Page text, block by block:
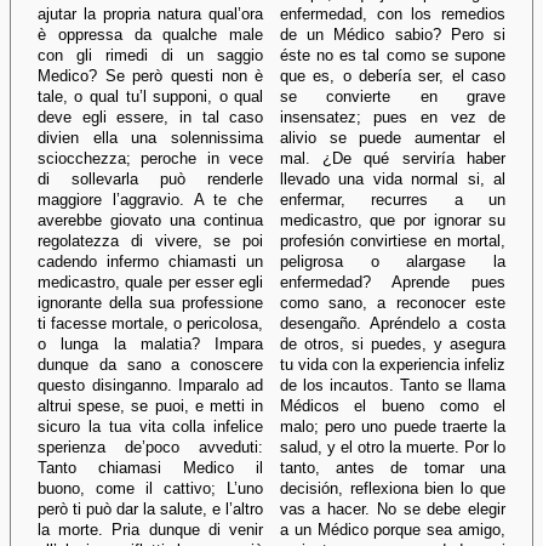
ajutar la propria natura qual’ora
è oppressa da qualche male
con gli rimedi di un saggio
Medico? Se però questi non è
tale, o qual tu’l supponi, o qual
deve egli essere, in tal caso
divien ella una solennissima
sciocchezza; peroche in vece
di sollevarla può renderle
maggiore l’aggravio. A te che
averebbe giovato una continua
regolatezza di vivere, se poi
cadendo infermo chiamasti un
medicastro, quale per esser egli
ignorante della sua professione
ti facesse mortale, o pericolosa,
o lunga la malatia? Impara
dunque da sano a conoscere
questo disinganno. Imparalo ad
altrui spese, se puoi, e metti in
sicuro la tua vita colla infelice
sperienza de’poco avveduti:
Tanto chiamasi Medico il
buono, come il cattivo; L’uno
però ti può dar la salute, e l’altro
la morte. Pria dunque di venir
enfermedad, con los remedios
de un Médico sabio? Pero si
éste no es tal como se supone
que es, o debería ser, el caso
se convierte en grave
insensatez; pues en vez de
alivio se puede aumentar el
mal. ¿De qué serviría haber
llevado una vida normal si, al
enfermar, recurres a un
medicastro, que por ignorar su
profesión convirtiese en mortal,
peligrosa o alargase la
enfermedad? Aprende pues
como sano, a reconocer este
desengaño. Apréndelo a costa
de otros, si puedes, y asegura
tu vida con la experiencia infeliz
de los incautos. Tanto se llama
Médicos el bueno como el
malo; pero uno puede traerte la
salud, y el otro la muerte. Por lo
tanto, antes de tomar una
decisión, reflexiona bien lo que
vas a hacer. No se debe elegir
a un Médico porque sea amigo,